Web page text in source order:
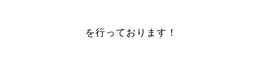
を行っております！